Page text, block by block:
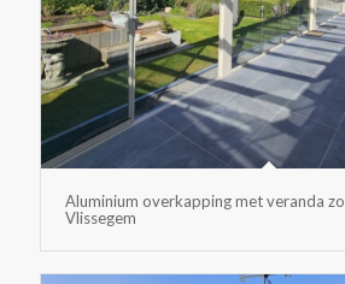
Aluminium overkapping met veranda
Vlissegem